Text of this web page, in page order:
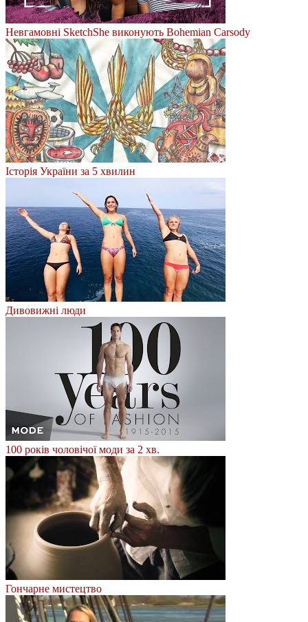
Невгамовні SketchShe виконують Bohemian Carsody
Історія України за 5 хвилин
Дивовижні люди
100 років чоловічої моди за 2 хв.
Гончарне мистецтво